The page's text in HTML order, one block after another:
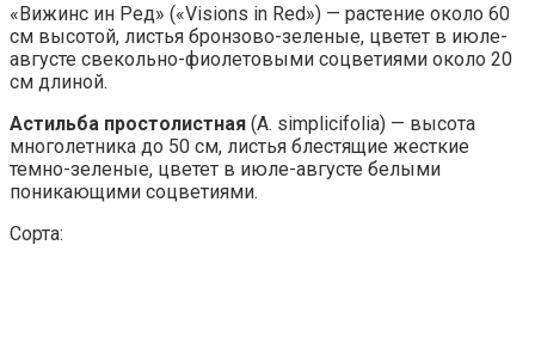
«Вижинс ин Ред» («Visions in Red») — растение около 60
см высотой, листья бронзово-зеленые, цветет в июле-
августе свекольно-фиолетовыми соцветиями около 20
см длиной.
Астильба простолистная (A. simplicifolia) — высота
многолетника до 50 см, листья блестящие жесткие
темно-зеленые, цветет в июле-августе белыми
поникающими соцветиями.
Сорта: